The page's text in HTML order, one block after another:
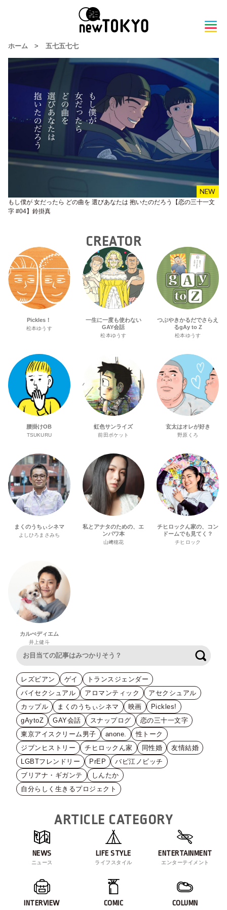
ホーム > 五七五七七
もし僕が 女だったら どの曲を 選びあなたは 抱いたのだろう【恋の三十一文
字 #04】鈴掛真
CREATOR
Pickles！
松本ゆうす
一生に一度も使わない
GAY会話
松本ゆうす
つぶやきかるだでさらえ
るgAy to Z
松本ゆうす
腰掛けOB
TSUKURU
虹色サンライズ
前田ポケット
玄太はオレが好き
野原くろ
まくのうちぃシネマ
よしひろまさみち
私とアナタのための、エ
ンパワ本
山﨑穂花
チヒロックん家の、コン
ドームでも見てく？
チヒロック
カルぺディエム
井上健斗
レズビアン ゲイ
トランスジェンダー
バイセクシュアル
アロマンティック
アセクシュアル
カップル
まくのうちぃシネマ 映画
Pickles!
gAytoZ
GAY会話 スナップログ
恋の三十一文字
東京アイスクリーム男子
anone.
性トーク
ジブンヒストリー
チヒロックん家 同性婚
友情結婚
LGBTフレンドリー
PrEP
バビ江ノビッチ
ブリアナ・ギガンテ
しんたか
自分らしく生きるプロジェクト
ARTICLE CATEGORY
NEWS
ニュース
LIFE STYLE
ライフスタイル
ENTERTAINMENT
エンターテイメント
INTERVIEW COMIC COLUMN